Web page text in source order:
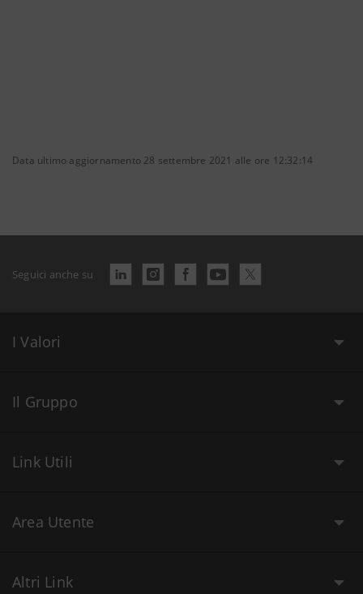
Data ultimo aggiornamento 28 settembre 2021 alle ore 12:32:14
Seguici anche su
I Valori
Il Gruppo
Link Utili
Area Utente
Altri Link